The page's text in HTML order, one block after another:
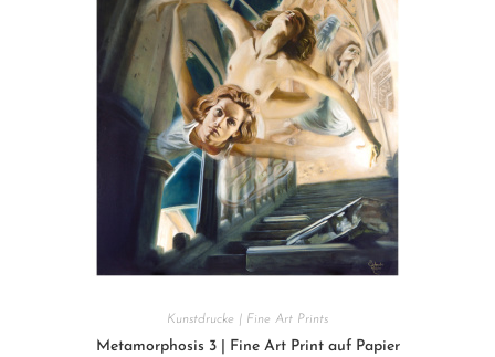
Kunstdrucke | Fine Art Prints
Metamorphosis 3 | Fine Art Print auf Papier